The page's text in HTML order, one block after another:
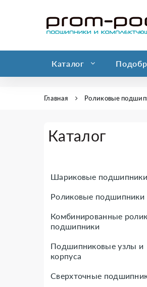
Каталог
Главная Роликовые
Каталог
Шариковые подшипники
Роликовые подшипники
Комбинированные
подшипники
Подшипниковые узлы и
корпуса
Сверхточные